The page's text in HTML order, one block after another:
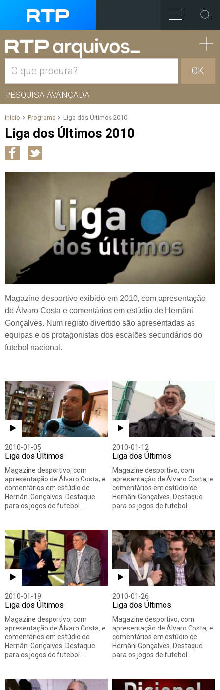
OK
PESQUISA AVANÇADA
Início Programa Liga dos Últimos 2010
Liga dos Últimos 2010
Magazine desportivo exibido em 2010, com apresentação
de Álvaro Costa e comentários em estúdio de Hernâni
Gonçalves. Num registo divertido são apresentadas as
equipas e os protagonistas dos escalões secundários do
futebol nacional.
2010-01-05
Liga dos Últimos
Magazine desportivo, com
apresentação de Álvaro Costa, e
comentários em estúdio de
Hernâni Gonçalves. Destaque
para os jogos de futebol…
2010-01-12
Liga dos Últimos
Magazine desportivo, com
apresentação de Álvaro Costa, e
comentários em estúdio de
Hernâni Gonçalves. Destaque
para os jogos de futebol…
2010-01-19
Liga dos Últimos
Magazine desportivo, com
apresentação de Álvaro Costa, e
comentários em estúdio de
Hernâni Gonçalves. Destaque
para os jogos de futebol…
2010-01-26
Liga dos Últimos
Magazine desportivo, com
apresentação de Álvaro Costa, e
comentários em estúdio de
Hernâni Gonçalves. Destaque
para os jogos de futebol…